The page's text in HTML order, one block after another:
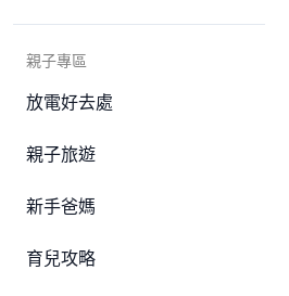
親子專區
放電好去處
親子旅遊
新手爸媽
育兒攻略